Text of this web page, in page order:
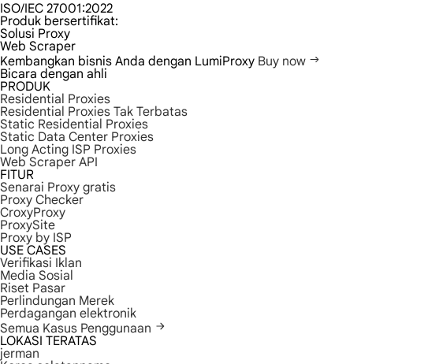
ISO/IEC 27001:2022
Produk bersertifikat:
Solusi Proxy
Web Scraper
Kembangkan bisnis Anda dengan LumiProxy Buy now
Bicara dengan ahli
PRODUK
Residential Proxies
Residential Proxies Tak Terbatas
Static Residential Proxies
Static Data Center Proxies
Long Acting ISP Proxies
Web Scraper API
FITUR
Senarai Proxy gratis
Proxy Checker
CroxyProxy
ProxySite
Proxy by ISP
USE CASES
Verifikasi Iklan
Media Sosial
Riset Pasar
Perlindungan Merek
Perdagangan elektronik
Semua Kasus Penggunaan
LOKASI TERATAS
jerman